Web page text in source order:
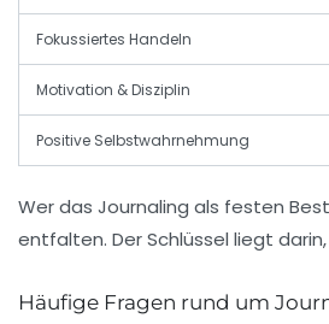
Fokussiertes Handeln
Motivation & Disziplin
Positive Selbstwahrnehmung
Wer das Journaling als festen
entfalten. Der Schlüssel liegt
Häufige Fragen rund um